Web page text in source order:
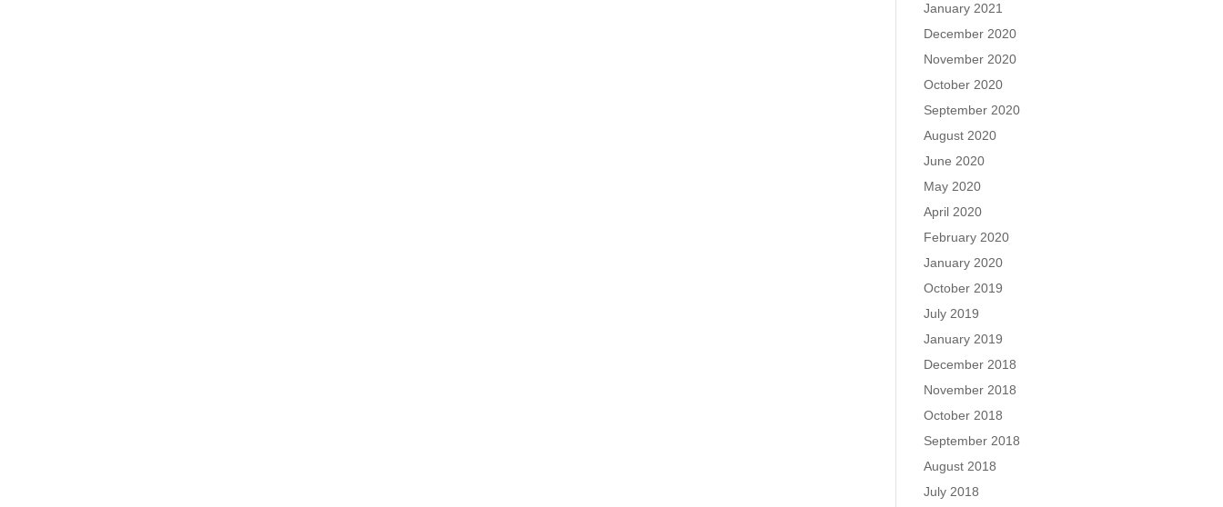
January 2021
December 2020
November 2020
October 2020
September 2020
August 2020
June 2020
May 2020
April 2020
February 2020
January 2020
October 2019
July 2019
January 2019
December 2018
November 2018
October 2018
September 2018
August 2018
July 2018